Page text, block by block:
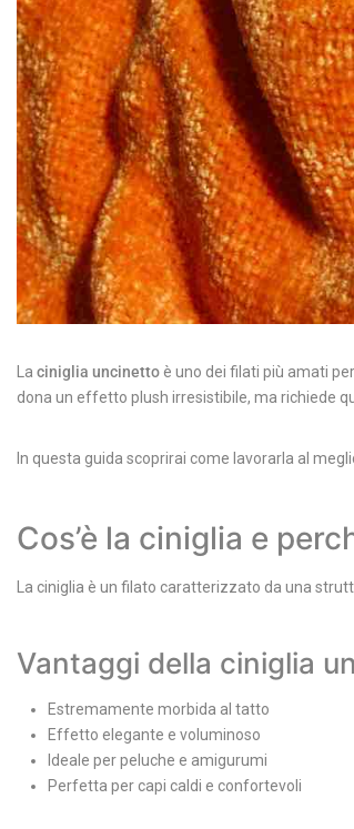
La ciniglia uncinetto è uno dei filati più amati
dona un effetto plush irresistibile, ma richiede
In questa guida scoprirai come lavorarla al
Cos’è la ciniglia e
La ciniglia è un filato caratterizzato da una
Vantaggi della ciniglia
Estremamente morbida al tatto
Effetto elegante e voluminoso
Ideale per peluche e amigurumi
Perfetta per capi caldi e confortevoli